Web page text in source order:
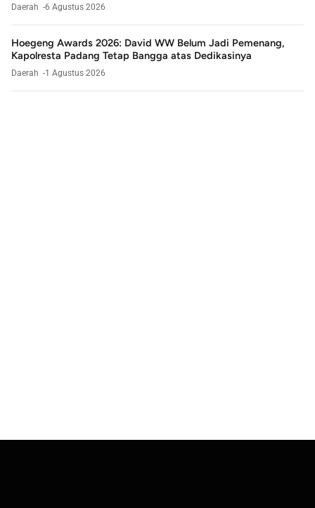
Daerah 6 Agustus 2026
Hoegeng Awards 2026: David WW Belum Jadi Pemenang,
Kapolresta Padang Tetap Bangga atas Dedikasinya
Daerah 1 Agustus 2026